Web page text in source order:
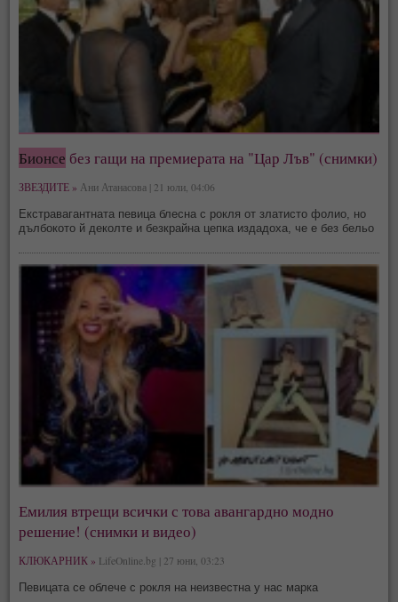
Бионсе без гащи на премиерата на "Цар Лъв" (снимки)
ЗВЕЗДИТЕ » Ани Атанасова | 21 юли, 04:06
Екстравагантната певица блесна с рокля от златисто фолио, но
дълбокото й деколтe и безкрайна цепка издадоха, че е без бельо
Емилия втрещи всички с това авангардно модно
решение! (снимки и видео)
КЛЮКАРНИК » LifeOnline.bg | 27 юни, 03:23
Певицата се облече с рокля на неизвестна у нас марка